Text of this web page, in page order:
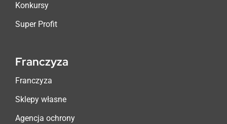
Konkursy
Super Profit
Franczyza
Franczyza
Sklepy własne
Agencja ochrony